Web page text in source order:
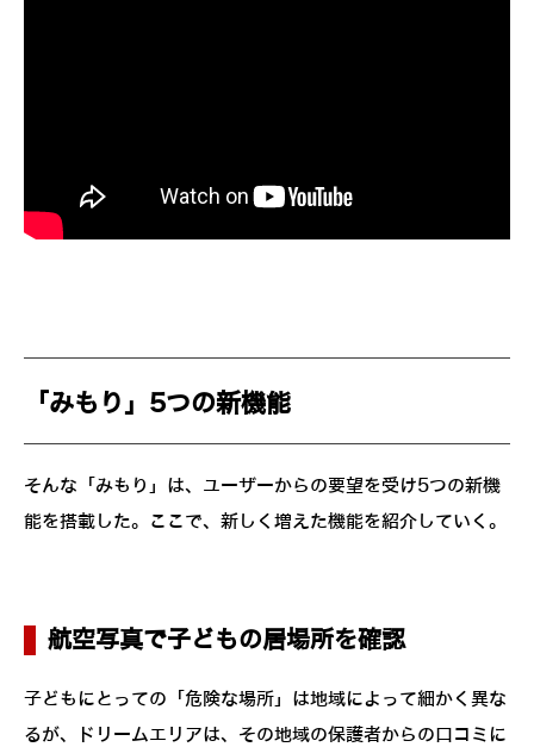
「みもり」5つの新機能
そんな「みもり」は、ユーザーからの要望を受け5つの新機
能を搭載した。ここで、新しく増えた機能を紹介していく。
航空写真で子どもの居場所を確認
子どもにとっての「危険な場所」は地域によって細かく異な
るが、ドリームエリアは、その地域の保護者からの口コミに